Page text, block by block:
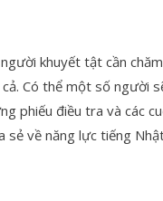
khuyết tật cần
Có thể một số người
phiếu điều tra và các
sẻ về năng lực tiếng